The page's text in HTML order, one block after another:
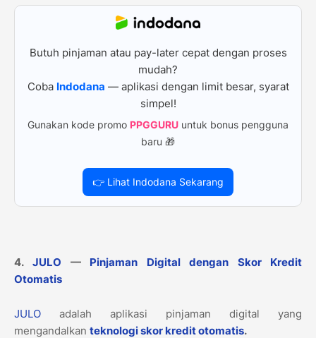
Butuh pinjaman atau pay-later cepat dengan proses
mudah?
Coba Indodana — aplikasi dengan limit besar, syarat
simpel!
Gunakan kode promo PPGGURU untuk bonus pengguna
baru 🎁
👉 Lihat Indodana Sekarang
4.JULO — Pinjaman Digital dengan Skor Kredit
Otomatis
JULO adalah aplikasi pinjaman digital yang
mengandalkan teknologi skor kredit otomatis.